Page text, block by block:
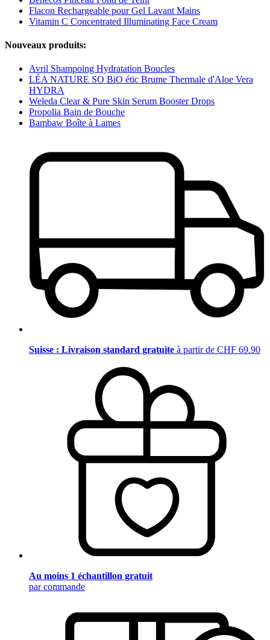
Flacon Rechargeable pour Gel Lavant Mains
Vitamin C Concentrated Illuminating Face Cream
Nouveaux produits:
Avril Shampoing Hydratation Boucles
LÉA NATURE SO BiO étic Brume Thermale d'Aloe Vera
HYDRA
Weleda Clear & Pure Skin Serum Booster Drops
Propolia Bain de Bouche
Bambaw Boîte à Lames
Suisse : Livraison standard gratuite à partir de CHF 69.90
Au moins 1 échantillon gratuit
par commande